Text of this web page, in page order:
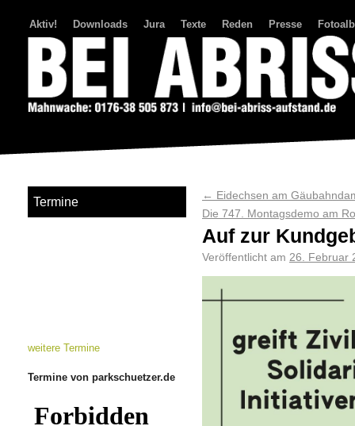
Aktiv! Downloads Jura Texte Reden Presse
← Eidechsen am
Die 747. Montagsdemo am
Auf zur
Veröffentlicht am 26. Februar
Termine
weitere Termine
Termine von parkschuetzer.de